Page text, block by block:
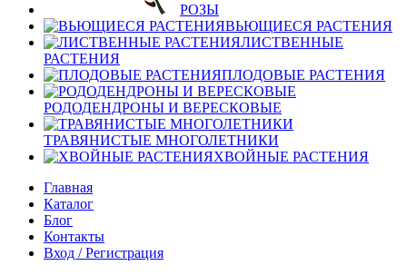
РОЗЫ
ВЬЮЩИЕСЯ РАСТЕНИЯ
ЛИСТВЕННЫЕ
РАСТЕНИЯ
ПЛОДОВЫЕ РАСТЕНИЯ
РОДОДЕНДРОНЫ И ВЕРЕСКОВЫЕ
ТРАВЯНИСТЫЕ МНОГОЛЕТНИКИ
ХВОЙНЫЕ РАСТЕНИЯ
Главная
Каталог
Блог
Контакты
Вход / Регистрация